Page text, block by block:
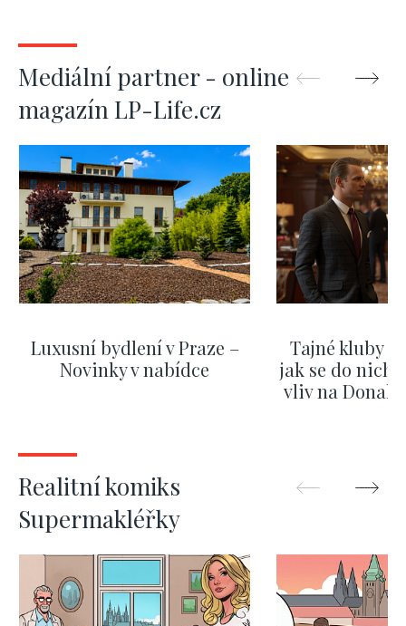
Mediální partner - online
magazín LP-Life.cz
Luxusní bydlení v Praze –
Novinky v nabídce
Tajné kluby
jak se do nich
vliv na
Realitní komiks
Supermakléřky